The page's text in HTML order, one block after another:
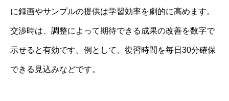
に録画やサンプルの提供は学習効率を劇的に高めます。
交渉時は、調整によって期待できる成果の改善を数字で
示せると有効です。例として、復習時間を毎日30分確保
できる見込みなどです。